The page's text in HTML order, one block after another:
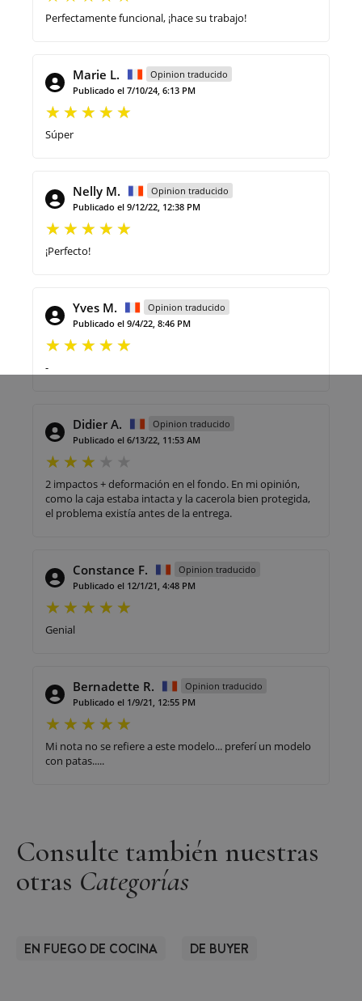
Perfectamente funcional, ¡hace su trabajo!
Marie L.
Opinion traducido
Publicado el 7/10/24, 6:13 PM
Súper
Nelly M.
Opinion traducido
Publicado el 9/12/22, 12:38 PM
¡Perfecto!
Yves M.
Opinion traducido
Publicado el 9/4/22, 8:46 PM
-
Didier A.
Opinion traducido
Publicado el 6/13/22, 11:53 AM
2 impactos + deformación en el fondo. En mi opinión,
como la caja estaba intacta y la cacerola bien protegida,
el problema existía antes de la entrega.
Constance F.
Opinion traducido
Publicado el 12/1/21, 4:48 PM
Genial
Bernadette R.
Opinion traducido
Publicado el 1/9/21, 12:55 PM
Mi nota no se refiere a este modelo... preferí un modelo
con patas.....
Consulte también nuestras
otras Categorías
EN FUEGO DE COCINA DE BUYER